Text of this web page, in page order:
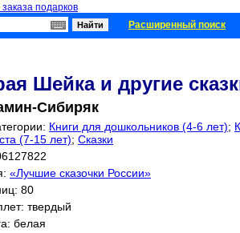
подарков
Расширенный поиск
Шейка и другие
Сибиряк
Книги для дошкольников (4-6 лет);
(7-15 лет); Сказки
«Лучшие сказочки России»
80
твердый
белая